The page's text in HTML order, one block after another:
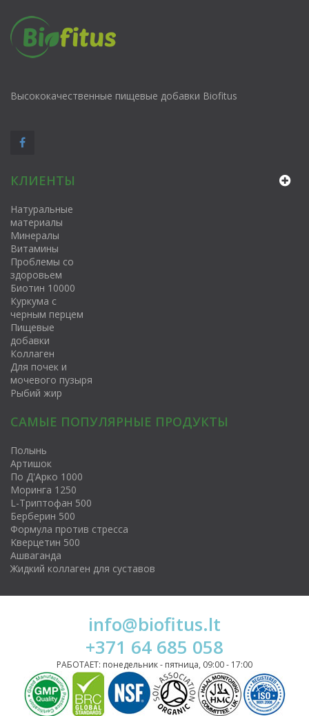
Высококачественные пищевые добавки Biofitus
КЛИЕНТЫ
Натуральные
материалы
Минералы
Витамины
Проблемы со
здоровьем
Биотин 10000
Куркума с
черным перцем
Пищевые
добавки
Коллаген
Для почек и
мочевого пузыря
Рыбий жир
САМЫЕ ПОПУЛЯРНЫЕ ПРОДУКТЫ
Полынь
Артишок
По Д'Арко 1000
Моринга 1250
L-Триптофан 500
Берберин 500
Формула против стресса
Kверцетин 500
Ашваганда
Жидкий коллаген для суставов
info@biofitus.lt
+371 64 685 058
РАБОТАЕТ: понедельник - пятница, 09:00 - 17:00